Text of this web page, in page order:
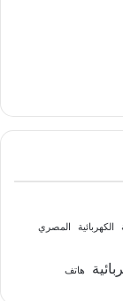
الكهربائية المصري
هاتف